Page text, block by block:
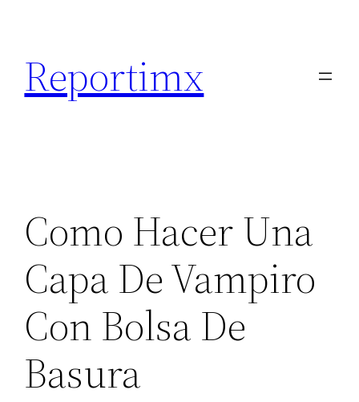
contenido
Reportimx
Como Hacer Una
Capa De Vampiro
Con Bolsa De
Basura